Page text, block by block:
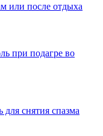
или после отдыха
при подагре во
снятия спазма